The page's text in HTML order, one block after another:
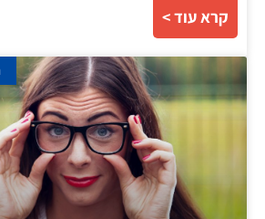
קרא עוד >